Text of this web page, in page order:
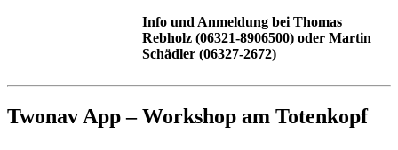
Info und Anmeldung bei Thomas
Rebholz (06321-8906500) oder Martin
Schädler (06327-2672)
Twonav App – Workshop am Totenkopf